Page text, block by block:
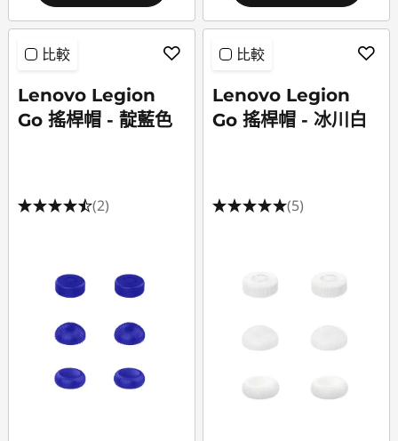
比較
Lenovo Legion
Go 搖桿帽 - 靛藍色
(2)
比較
Lenovo Legion
Go 搖桿帽 - 冰川白
(5)